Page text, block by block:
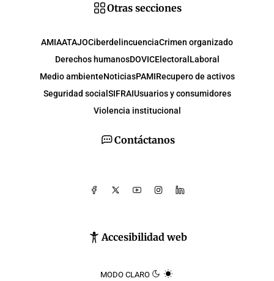
Contáctanos
Accesibilidad web
MODO CLARO
Otras secciones
AMIAATAJOCiberdelincuenciaCrimen organizado
Derechos humanosDOVICElectoral Laboral
Medio ambienteNoticiasPAMIRecupero de activos
Seguridad social SIFRAIUsuarios y consumidores
Violencia institucional